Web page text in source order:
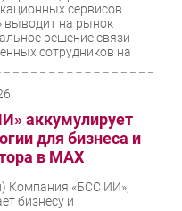
сервисов
выводит на рынок
решение связи
сотрудников на
аккумулирует
для бизнеса и
в МАХ
Компания «БСС ИИ»,
бизнесу и